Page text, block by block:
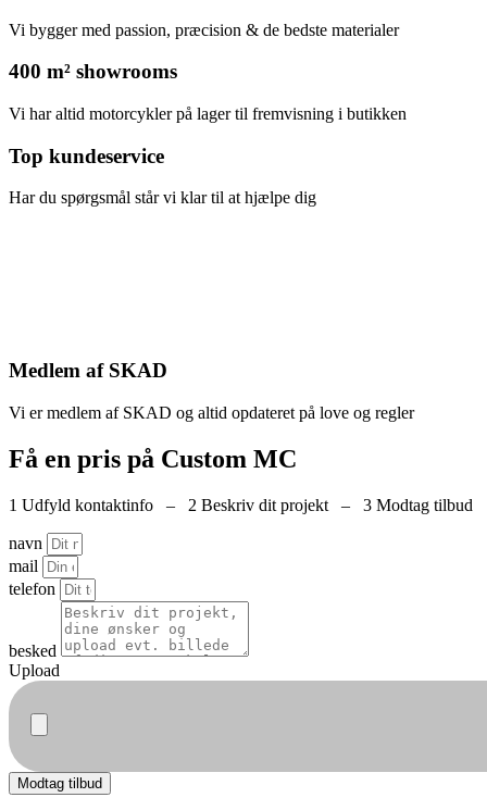
Vi bygger med passion, præcision & de bedste materialer
400 m² showrooms
Vi har altid motorcykler på lager til fremvisning i butikken
Top kundeservice
Har du spørgsmål står vi klar til at hjælpe dig
Medlem af SKAD
Vi er medlem af SKAD og altid opdateret på love og regler
Få en pris på Custom MC
1 Udfyld kontaktinfo – 2 Beskriv dit projekt – 3 Modtag tilbud
navn
mail
telefon
besked
Upload
Modtag tilbud